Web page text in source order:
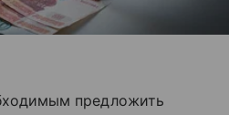
предложить